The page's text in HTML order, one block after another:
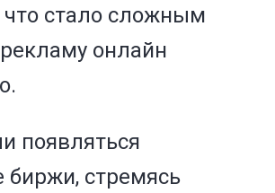
что стало сложным
онлайн
появляться
стремясь